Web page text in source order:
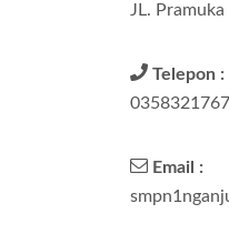
JL.
Telepon :
0358321767
Email :